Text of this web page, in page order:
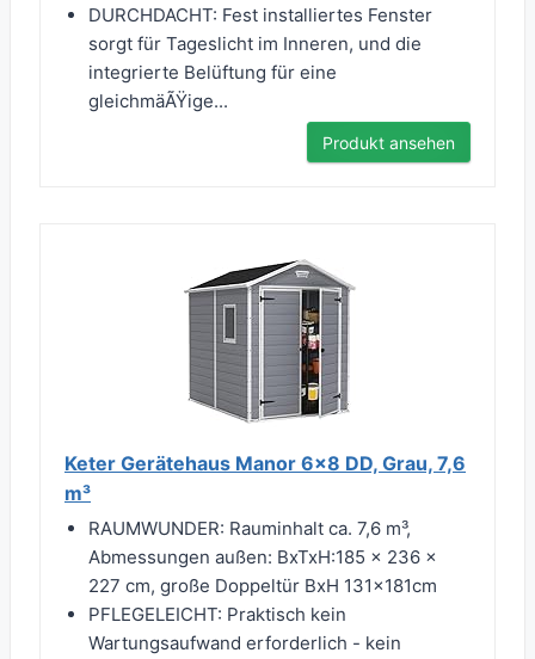
DURCHDACHT: Fest installiertes Fenster
sorgt für Tageslicht im Inneren, und die
integrierte Belüftung für eine
gleichmäÃŸige...
Produkt ansehen
Keter Gerätehaus Manor 6x8 DD, Grau, 7,6
m³
RAUMWUNDER: Rauminhalt ca. 7,6 m³,
Abmessungen außen: BxTxH:185 x 236 x
227 cm, große Doppeltür BxH 131x181cm
PFLEGELEICHT: Praktisch kein
Wartungsaufwand erforderlich - kein